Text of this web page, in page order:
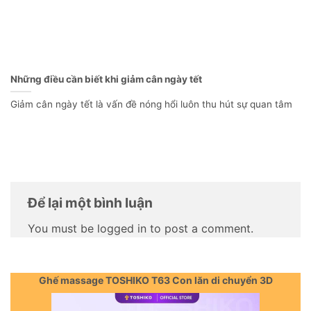
Những điều cần biết khi giảm cân ngày tết
Giảm cân ngày tết là vấn đề nóng hổi luôn thu hút sự quan tâm
Để lại một bình luận
You must be logged in to post a comment.
Ghế massage TOSHIKO T63 Con lăn di chuyển 3D